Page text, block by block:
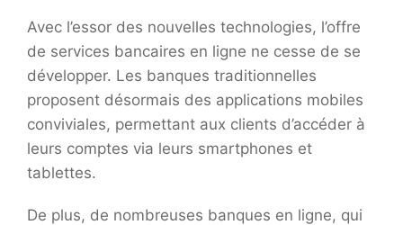
Avec l’essor des nouvelles technologies, l’offre
de services bancaires en ligne ne cesse de se
développer. Les banques traditionnelles
proposent désormais des applications mobiles
conviviales, permettant aux clients d’accéder à
leurs comptes via leurs smartphones et
tablettes.
De plus, de nombreuses banques en ligne, qui